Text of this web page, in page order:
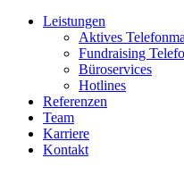
Leistungen
Aktives
Fundraising
Büroservices
Hotlines
Referenzen
Team
Karriere
Kontakt